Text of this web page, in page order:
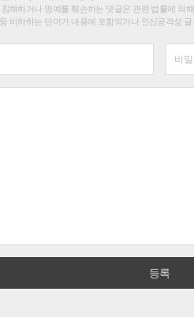
해하거나 명예를 훼손하는 댓글은 관련 법률에 의
비하하는 단어가 내용에 포함되거나 인신공격성